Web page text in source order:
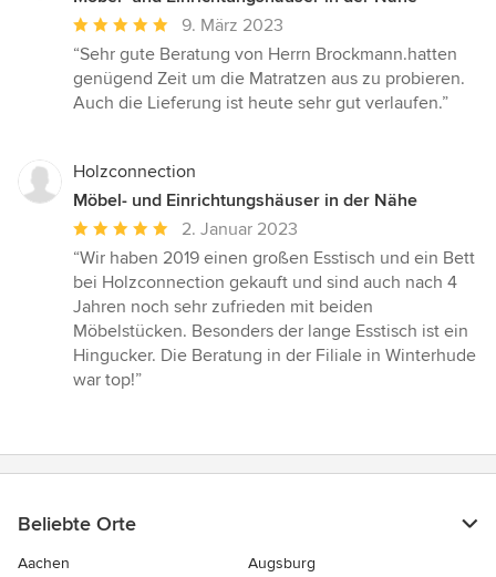
Durchschnittliche
Bewertung:
5
von
9. März 2023
“Sehr gute Beratung von Herrn Brockmann.hatten
genügend Zeit um die Matratzen aus zu probieren.
Auch die Lieferung ist heute sehr gut verlaufen.”
Holzconnection
Möbel- und Einrichtungshäuser in der Nähe
Durchschnittliche
Bewertung:
5
von
5
Sternen
2. Januar 2023
“Wir haben 2019 einen großen Esstisch und ein Bett
bei Holzconnection gekauft und sind auch nach 4
Jahren noch sehr zufrieden mit beiden
Möbelstücken. Besonders der lange Esstisch ist ein
Hingucker. Die Beratung in der Filiale in Winterhude
war top!”
Beliebte Orte
Aachen Augsburg